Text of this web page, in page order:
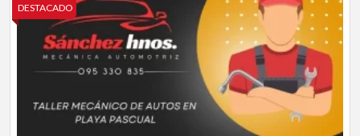
DESTACADO